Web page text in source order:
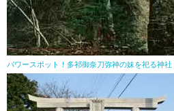
パワースポット！多祁御奈刀弥神の妹を祀る神社